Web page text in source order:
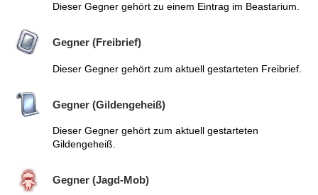
Dieser Gegner gehört zu einem Eintrag im Beastarium.
Gegner (Freibrief)
Dieser Gegner gehört zum aktuell gestarteten Freibrief.
Gegner (Gildengeheiß)
Dieser Gegner gehört zum aktuell gestarteten
Gildengeheiß.
Gegner (Jagd-Mob)